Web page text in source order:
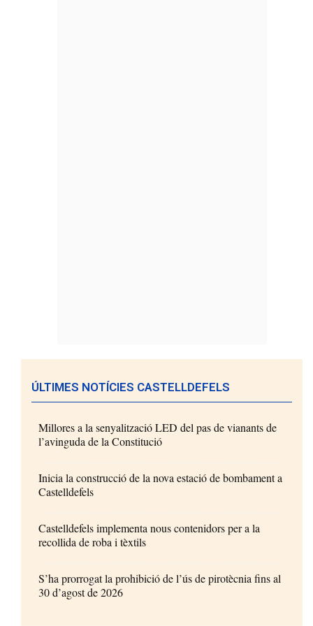
ÚLTIMES NOTÍCIES CASTELLDEFELS
Millores a la senyalització LED del pas de vianants de
l’avinguda de la Constitució
Inicia la construcció de la nova estació de bombament a
Castelldefels
Castelldefels implementa nous contenidors per a la
recollida de roba i tèxtils
S’ha prorrogat la prohibició de l’ús de pirotècnia fins al
30 d’agost de 2026